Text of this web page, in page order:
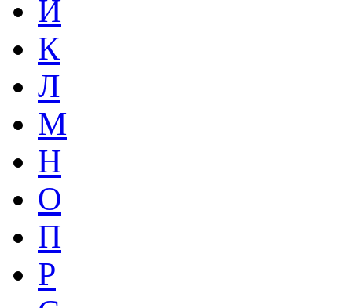
Й
К
Л
М
Н
О
П
Р